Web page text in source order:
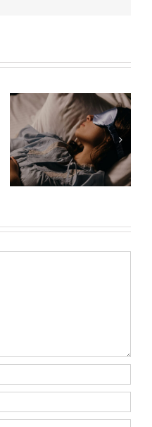
Zašto je važno da
spavaš 8 sati?